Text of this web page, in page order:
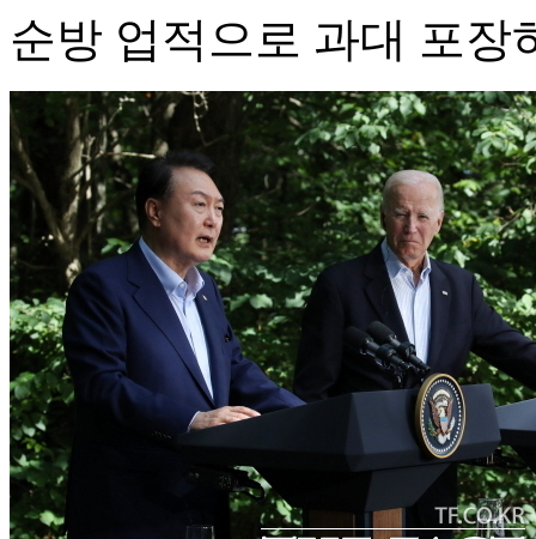
순방 업적으로 과대 포장